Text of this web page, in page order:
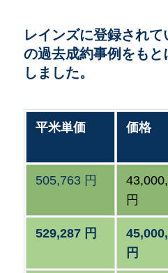
レインズに登録され
の過去成約事例をも
しました。
平米単価 価格
505,763 円
円
529,287 円
円